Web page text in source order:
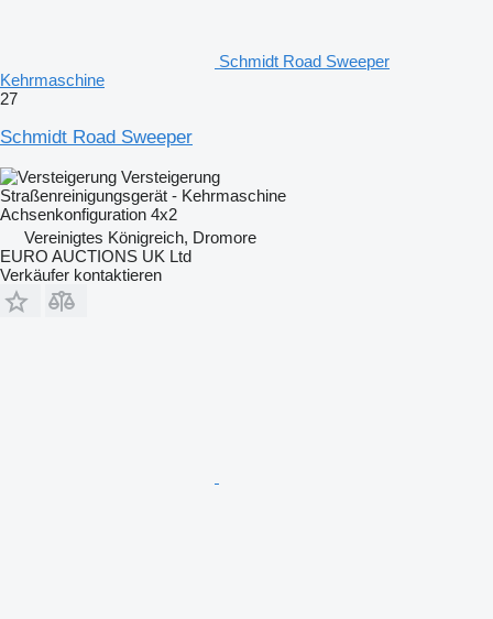
Schmidt Road Sweeper
Kehrmaschine
27
Schmidt Road Sweeper
Versteigerung
Straßenreinigungsgerät - Kehrmaschine
Achsenkonfiguration 4x2
Vereinigtes Königreich, Dromore
EURO AUCTIONS UK Ltd
Verkäufer kontaktieren